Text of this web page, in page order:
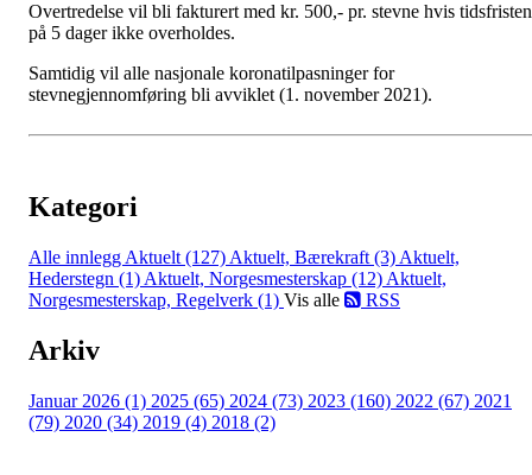
Overtredelse vil bli fakturert med kr. 500,- pr. stevne hvis tidsfristen
på 5 dager ikke overholdes.
Samtidig vil alle nasjonale koronatilpasninger for
stevnegjennomføring bli avviklet (1. november 2021).
Kategori
Alle innlegg Aktuelt (127) Aktuelt, Bærekraft (3) Aktuelt,
Hederstegn (1) Aktuelt, Norgesmesterskap (12) Aktuelt,
Norgesmesterskap, Regelverk (1) Vis alle RSS
Arkiv
Januar 2026 (1) 2025 (65) 2024 (73) 2023 (160) 2022 (67) 2021
(79) 2020 (34) 2019 (4) 2018 (2)